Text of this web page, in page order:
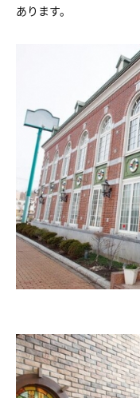
あります。